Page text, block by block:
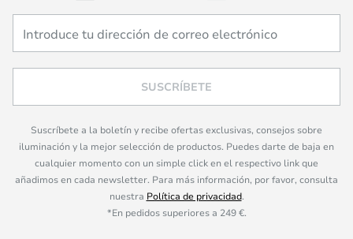
SUSCRÍBETE
Suscríbete a la boletín y recibe ofertas exclusivas, consejos sobre
iluminación y la mejor selección de productos. Puedes darte de baja en
cualquier momento con un simple click en el respectivo link que
añadimos en cada newsletter. Para más información, por favor, consulta
nuestra Política de privacidad.
*En pedidos superiores a 249 €.